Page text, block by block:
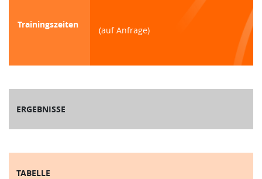
Trainingszeiten
(auf Anfrage)
ERGEBNISSE
TABELLE